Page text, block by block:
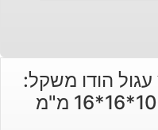
הודו משקל: